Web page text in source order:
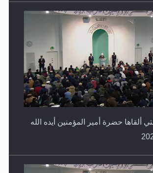
ألقاها حضرة أمير المؤمنين أيده الله